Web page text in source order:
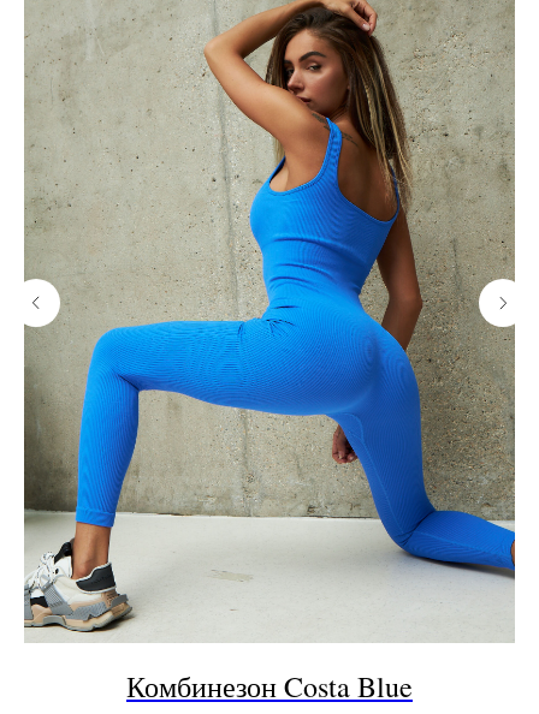
Комбинезон Costa Blue